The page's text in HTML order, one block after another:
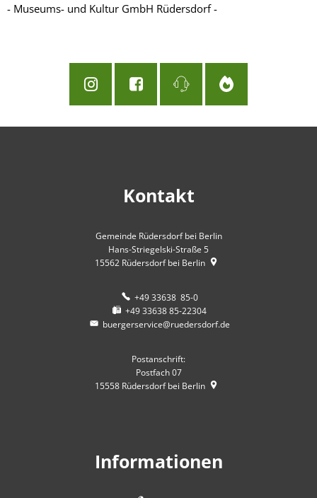
- Museums- und Kultur GmbH Rüdersdorf -
Kontakt
Gemeinde Rüdersdorf bei Berlin
Hans-Striegelski-Straße 5
15562 Rüdersdorf bei Berlin
+49 33638 85-0
+49 33638 85-22304
buergerservice@ruedersdorf.de
Postanschrift:
Postfach 07
15558 Rüdersdorf bei Berlin
Informationen